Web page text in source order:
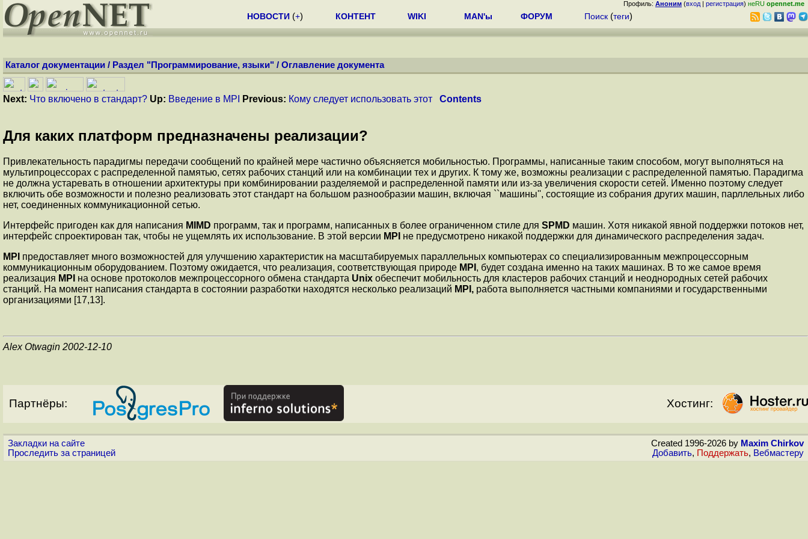
Профиль: Аноним (вход | регистрация) неRU opennet.me
НОВОСТИ (+) КОНТЕНТ WIKI MAN'ы ФОРУМ Поиск (теги)
Каталог документации / Раздел "Программирование, языки" / Оглавление документа
Next: Что включено в стандарт? Up: Введение в MPI Previous: Кому следует использовать этот Contents
Для каких платформ предназначены реализации?
Привлекательность парадигмы передачи сообщений по крайней мере частично объясняется мобильностью. Программы, написанные таким способом, могут выполняться на
мультипроцессорах с распределенной памятью, сетях рабочих станций или на комбинации тех и других. К тому же, возможны реализации с распределенной памятью. Парадигма
не должна устаревать в отношении архитектуры при комбинировании разделяемой и распределенной памяти или из-за увеличения скорости сетей. Именно поэтому следует
включить обе возможности и полезно реализовать этот стандарт на большом разнообразии машин, включая ``машины'', состоящие из собрания других машин, парллельных либо
нет, соединенных коммуникационной сетью.
Интерфейс пригоден как для написания MIMD программ, так и программ, написанных в более ограниченном стиле для SPMD машин. Хотя никакой явной поддержки потоков нет,
интерфейс спроектирован так, чтобы не ущемлять их использование. В этой версии MPI не предусмотрено никакой поддержки для динамического распределения задач.
MPI предоставляет много возможностей для улучшению характеристик на масштабируемых параллельных компьютерах со специализированным межпроцессорным
коммуникационным оборудованием. Поэтому ожидается, что реализация, соответствующая природе MPI , будет создана именно на таких машинах. В то же самое время
реализация MPI на основе протоколов межпроцессорного обмена стандарта Unix обеспечит мобильность для кластеров рабочих станций и неоднородных сетей рабочих
станций. На момент написания стандарта в состоянии разработки находятся несколько реализаций MPI, работа выполняется частными компаниями и государственными
организациями [17,13].
Alex Otwagin 2002-12-10
Партнёры: Хостинг:
Закладки на сайте
Проследить за страницей
Created 1996-2026 by Maxim Chirkov
Добавить, Поддержать, Вебмастеру